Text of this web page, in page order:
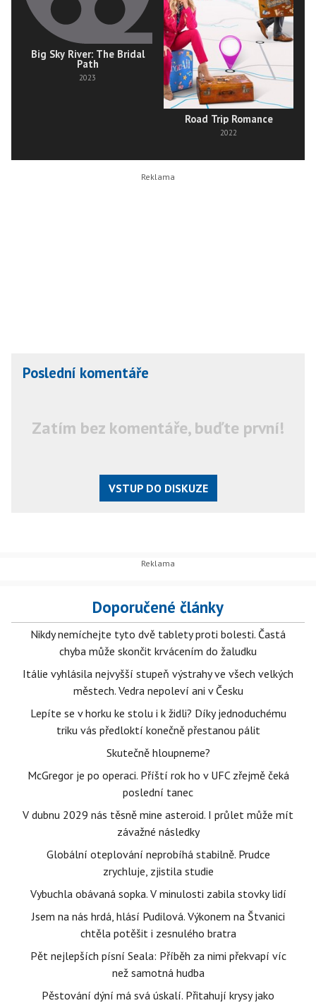
Big Sky River: The Bridal
Path
2023
Road Trip Romance
2022
Poslední komentáře
Zatím bez komentáře, buďte první!
VSTUP DO DISKUZE
Doporučené články
Nikdy nemíchejte tyto dvě tablety proti bolesti. Častá
chyba může skončit krvácením do žaludku
Itálie vyhlásila nejvyšší stupeň výstrahy ve všech velkých
městech. Vedra nepoleví ani v Česku
Lepíte se v horku ke stolu i k židli? Díky jednoduchému
triku vás předloktí konečně přestanou pálit
Skutečně hloupneme?
McGregor je po operaci. Příští rok ho v UFC zřejmě čeká
poslední tanec
V dubnu 2029 nás těsně mine asteroid. I průlet může mít
závažné následky
Globální oteplování neprobíhá stabilně. Prudce
zrychluje, zjistila studie
Vybuchla obávaná sopka. V minulosti zabila stovky lidí
Jsem na nás hrdá, hlásí Pudilová. Výkonem na Štvanici
chtěla potěšit i zesnulého bratra
Pět nejlepších písní Seala: Příběh za nimi překvapí víc
než samotná hudba
Pěstování dýní má svá úskalí. Přitahují krysy jako